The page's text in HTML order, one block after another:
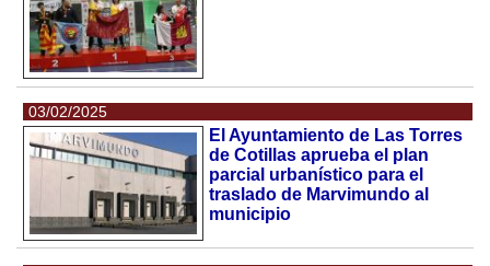
03/02/2025
El Ayuntamiento de Las Torres
de Cotillas aprueba el plan
parcial urbanístico para el
traslado de Marvimundo al
municipio